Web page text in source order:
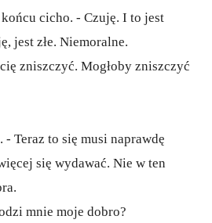
cicho. - Czuję. I to jest
jest złe. Niemoralne.
zniszczyć. Mogłoby zniszczyć
- Teraz to się musi naprawdę
się wydawać. Nie w ten
mnie moje dobro?